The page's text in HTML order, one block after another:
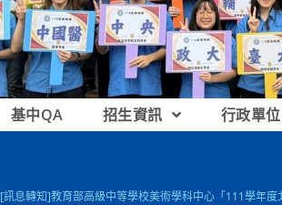
基中QA 招生資訊 行政單位
[訊息轉知]教育部高級中等學校美術學科中心「111學年度